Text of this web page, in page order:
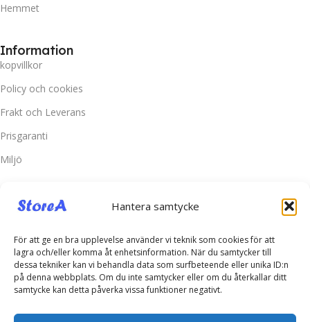
Hantera samtycke
För att ge en bra upplevelse använder vi teknik som cookies för att
lagra och/eller komma åt enhetsinformation. När du samtycker till
dessa tekniker kan vi behandla data som surfbeteende eller unika ID:n
på denna webbplats. Om du inte samtycker eller om du återkallar ditt
samtycke kan detta påverka vissa funktioner negativt.
Hemmet
Information
kopvillkor
Policy och cookies
Frakt och Leverans
Prisgaranti
Miljö
Kundtjänst
Kontakta oss
Retur & Reklamation
Vanliga frågor
Inloggning